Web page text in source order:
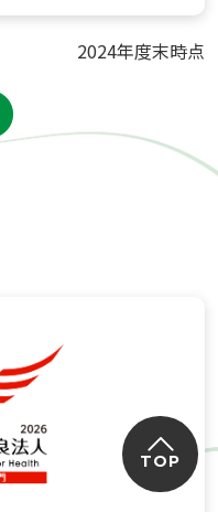
2024年度末時点
TOP